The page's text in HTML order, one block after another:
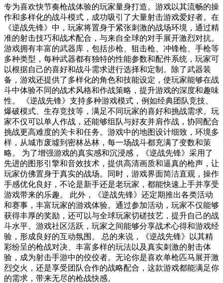
专为喜欢快节奏枪战体验的玩家量身打造。游戏以其流畅的操
作和多样化的战斗模式，成功吸引了大量射击游戏爱好者。在
《逆战先锋》中，玩家将置身于紧张刺激的战场环境，通过精
准的射击技巧和战术配合，与来自全球的对手展开激烈对抗。
游戏拥有丰富的武器库，包括步枪、狙击枪、冲锋枪、手枪等
多种类型，每种武器都有独特的性能参数和配件系统，玩家可
以根据自己的喜好和战斗需求进行选择和定制。除了武器装
备，游戏还提供了多样化的角色和技能设定，使玩家能够在战
斗中体验不同的战术风格和作战策略，提升游戏的深度和趣味
性。 《逆战先锋》支持多种游戏模式，例如经典团队竞技、
爆破模式、生存竞技等，满足不同玩家的喜好和挑战需求。玩
家不仅可以单人作战，还能够组队与好友并肩作战，协同配合
挑战更高难度的关卡和任务。游戏中的地图设计细致，环境多
样，从城市废墟到密林丛林，每一场战斗都充满了变数和策
略。 为了增强游戏的真实感和沉浸感，《逆战先锋》采用了
先进的图形引擎和音效技术，提供高清画质和逼真的枪声，让
玩家仿佛置身于真实的战场。同时，游戏界面简洁直观，操作
手感优化良好，不论是新手还是老玩家，都能快速上手并享受
游戏带来的乐趣。 此外，《逆战先锋》还定期推出各类活动
和赛事，丰富玩家的游戏体验。通过参加活动，玩家不仅能够
获得丰厚的奖励，还可以与全球玩家切磋技艺，提升自己的战
斗水平。游戏社区活跃，玩家之间能够分享战术心得和游戏经
验，形成良好的互动氛围。 总的来说，《逆战先锋》以其精
彩纷呈的枪战对决、丰富多样的玩法以及真实刺激的射击体
验，成为射击手游中的佼佼者。无论你是喜欢单枪匹马展开激
烈交火，还是享受团队合作的战略配合，这款游戏都能满足你
的需求，带来无尽的枪战快感。